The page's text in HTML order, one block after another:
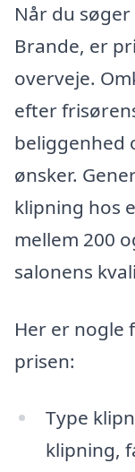
Når du
Brande, er
overveje.
efter
beliggenhed
ønsker.
klipning hos
mellem 200
salonens
Her er nogle
prisen:
Type
klipning,